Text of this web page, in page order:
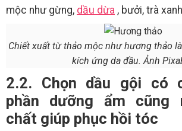
mộc như gừng, dầu dừa , bưởi, trà
Chiết xuất từ thảo mộc như hương thảo
kích ứng da đầu. Ảnh
2.2. Chọn dầu gội có
phần dưỡng ẩm cũng
chất giúp phục hồi tóc